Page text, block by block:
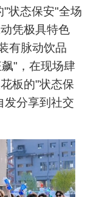
状态保安"全场
凭极具特色
有脉动饮品
"，在现场肆
板的"状态保
发分享到社交